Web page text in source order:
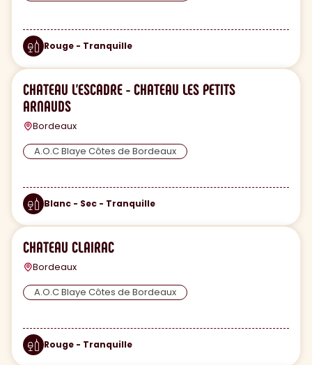
Rouge - Tranquille
CHATEAU L'ESCADRE - CHATEAU LES PETITS
ARNAUDS
Bordeaux
A.O.C Blaye Côtes de Bordeaux
Blanc - Sec - Tranquille
CHATEAU CLAIRAC
Bordeaux
A.O.C Blaye Côtes de Bordeaux
Rouge - Tranquille